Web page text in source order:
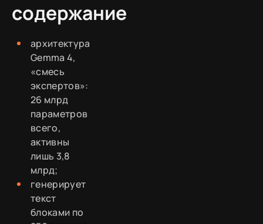
содержание
архитектура
Gemma 4,
«смесь
экспертов»:
26 млрд
параметров
всего,
активны
лишь 3,8
млрд;
генерирует
текст
блоками по